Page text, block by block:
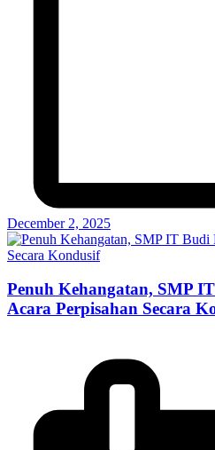
December 2, 2025
Penuh Kehangatan, SMP
Acara Perpisahan Secara